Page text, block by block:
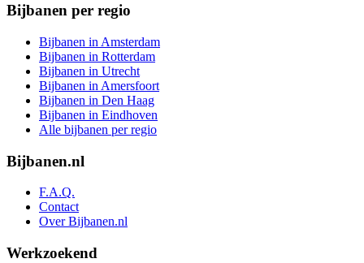
Bijbanen per regio
Bijbanen in Amsterdam
Bijbanen in Rotterdam
Bijbanen in Utrecht
Bijbanen in Amersfoort
Bijbanen in Den Haag
Bijbanen in Eindhoven
Alle bijbanen per regio
Bijbanen.nl
F.A.Q.
Contact
Over Bijbanen.nl
Werkzoekend